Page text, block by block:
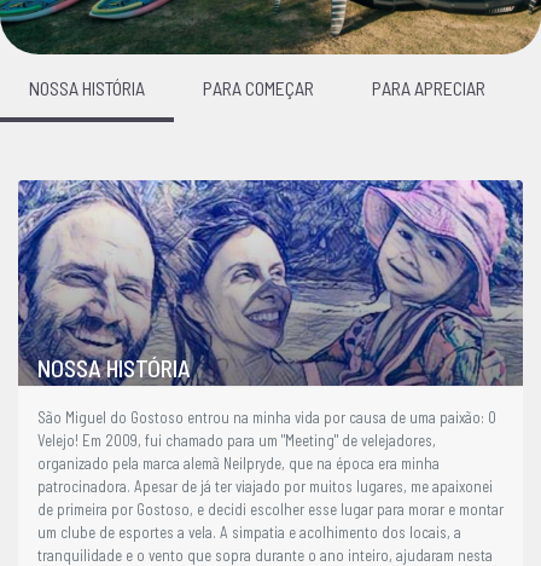
NOSSA HISTÓRIA PARA COMEÇAR PARA APRECIAR
NOSSA HISTÓRIA
São Miguel do Gostoso entrou na minha vida por causa de uma paixão: O
Velejo! Em 2009, fui chamado para um "Meeting" de velejadores,
organizado pela marca alemã Neilpryde, que na época era minha
patrocinadora. Apesar de já ter viajado por muitos lugares, me apaixonei
de primeira por Gostoso, e decidi escolher esse lugar para morar e montar
um clube de esportes a vela. A simpatia e acolhimento dos locais, a
tranquilidade e o vento que sopra durante o ano inteiro, ajudaram nesta